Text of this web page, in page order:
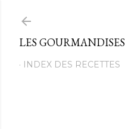
LES
INDEX DES RECETTES